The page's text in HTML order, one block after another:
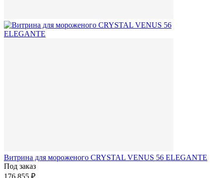
Витрина для мороженого CRYSTAL VENUS 56 ELEGANTE
Под заказ
176 855 ₽